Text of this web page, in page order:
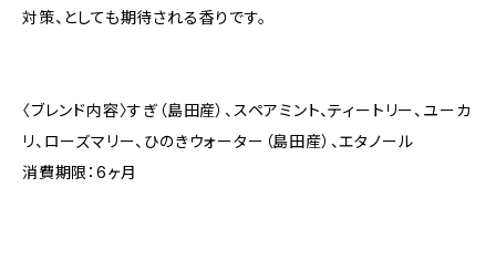
対策、としても期待される香りです。
〈ブレンド内容〉すぎ（島田産）、スペアミント、ティートリー、ユーカ
リ、ローズマリー、ひのきウォーター（島田産）、エタノール
消費期限：6ヶ月